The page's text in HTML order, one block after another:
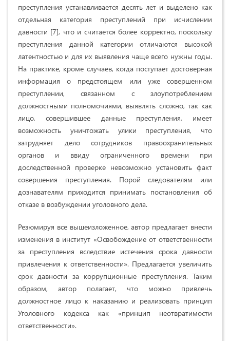
преступления устанавливается десять лет и выделено как
отдельная категория преступлений при исчислении
давности [7], что и считается более корректно, поскольку
преступления данной категории отличаются высокой
латентностью и для их выявления чаще всего нужны годы.
На практике, кроме случаев, когда поступает достоверная
информация о предстоящем или уже совершенном
преступлении, связанном с злоупотреблением
должностными полномочиями, выявлять сложно, так как
лицо, совершившее данные преступления, имеет
возможность уничтожать улики преступления, что
затрудняет дело сотрудников правоохранительных
органов и ввиду ограниченного времени при
доследственной проверке невозможно установить факт
совершения преступления. Порой следователям или
дознавателям приходится принимать постановления об
отказе в возбуждении уголовного дела.
Резюмируя все вышеизложенное, автор предлагает внести
изменения в институт «Освобождение от ответственности
за преступления вследствие истечения срока давности
привлечения к ответственности». Предлагается увеличить
срок давности за коррупционные преступления. Таким
образом, автор полагает, что можно привлечь
должностное лицо к наказанию и реализовать принцип
Уголовного кодекса как «принцип неотвратимости
ответственности».